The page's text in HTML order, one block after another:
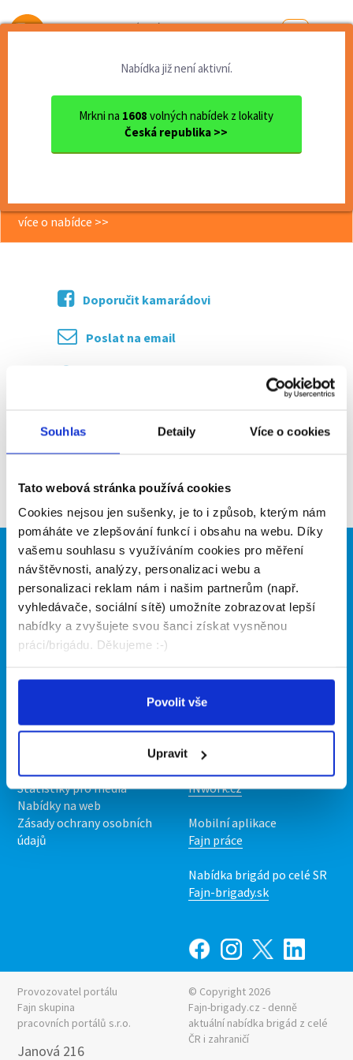
Souhlas Detaily Více o cookies
Tato webová stránka používá cookies
Cookies nejsou jen sušenky, je to i způsob, kterým nám
pomáháte ve zlepšování funkcí i obsahu na webu. Díky
vašemu souhlasu s využíváním cookies pro měření
návštěvnosti, analýzy, personalizaci webu a
personalizaci reklam nám i našim partnerům (např.
vyhledávače, sociální sítě) umožníte zobrazovat lepší
nabídky a zvyšujete svou šanci získat vysněnou
práci/brigádu. Děkujeme :-)
Povolit vše
Upravit
Od první brigády
Nabídka již není aktivní.
Mrkni na 1608 volných nabídek z lokality
Česká republika >>
Nastavování mobilních telefonů
více o nabídce >>
Doporučit kamarádovi
Poslat na email
Brigádníci
Články
Hledané brigády
Firmy
Vložit inzerát
Ceník
Propagace
O portálu
O nás
Upravit předvolby cookies
Statistiky pro média
Nabídky na web
Zásady ochrany osobních
údajů
Naše další projekty
Fajn brigády
Nabídka práce z celé ČR
INwork.cz
Mobilní aplikace
Fajn práce
Nabídka brigád po celé SR
Fajn-brigady.sk
Provozovatel portálu
Fajn skupina
pracovních portálů s.r.o.
Janová 216
© Copyright 2026
Fajn-brigady.cz - denně
aktuální nabídka brigád z celé
ČR i zahraničí